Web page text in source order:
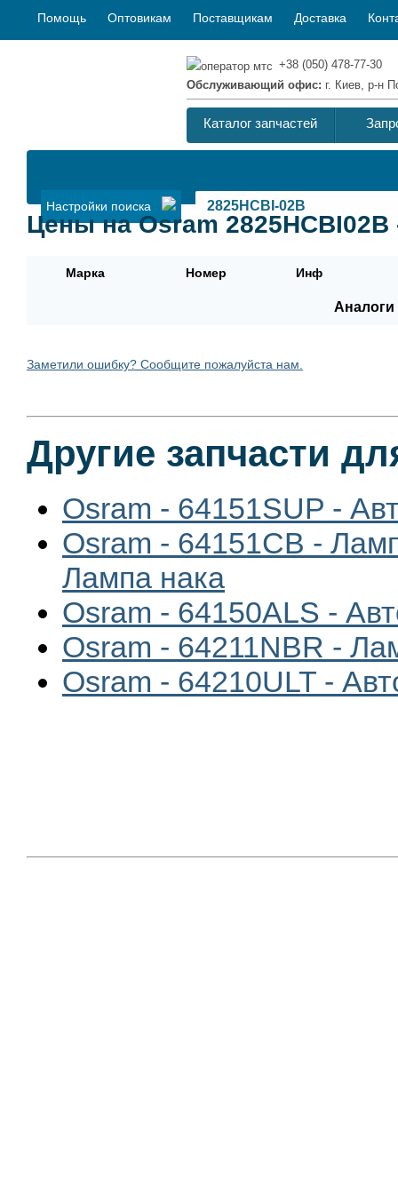
Помощь Оптовикам Поставщикам Доставка
+38 (050) 478-77-30
Обслуживающий офис: г. Киев, р-н
Каталог запчастей
Настройки поиска
Цены на Osram
Марка Номер Инф
Аналоги
Заметили ошибку? Сообщите пожалуйста нам.
Другие запчасти
Osram - 64151SUP -
Osram - 64151CB -
Лампа нака
Osram - 64150ALS -
Osram - 64211NBR -
Osram - 64210ULT -